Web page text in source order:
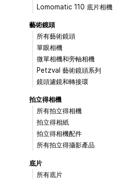
Lomomatic 110 底片相機
藝術鏡頭
所有藝術鏡頭
單眼相機
微單相機和旁軸相機
Petzval 藝術鏡頭系列
鏡頭濾鏡和轉接環
拍立得相機
所有拍立得相機
拍立得相紙
拍立得相機配件
所有拍立得攝影產品
底片
所有底片